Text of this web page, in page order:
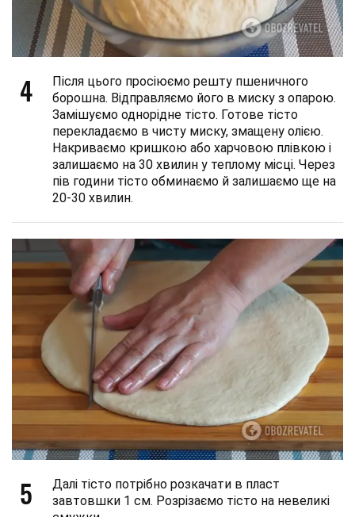
4
Після цього просіюємо решту пшеничного
борошна. Відправляємо його в миску з опарою.
Замішуємо однорідне тісто. Готове тісто
перекладаємо в чисту миску, змащену олією.
Накриваємо кришкою або харчовою плівкою і
залишаємо на 30 хвилин у теплому місці. Через
пів години тісто обминаємо й залишаємо ще на
20-30 хвилин.
5
Далі тісто потрібно розкачати в пласт
завтовшки 1 см. Розрізаємо тісто на невеликі